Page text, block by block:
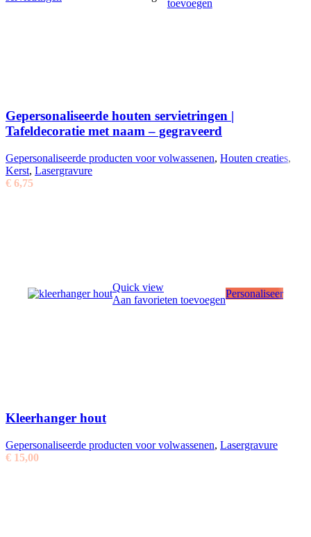
toevoegen
Gepersonaliseerde houten servietringen |
Tafeldecoratie met naam – gegraveerd
Gepersonaliseerde producten voor volwassenen, Houten creaties,
Kerst, Lasergravure
€ 6,75
Quick view
Aan favorieten toevoegen
Personaliseer
Kleerhanger hout
Gepersonaliseerde producten voor volwassenen, Lasergravure
€ 15,00